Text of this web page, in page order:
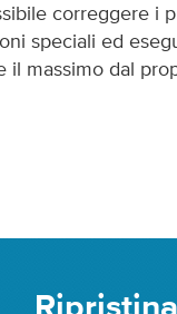
correggere i
speciali ed
il massimo dal